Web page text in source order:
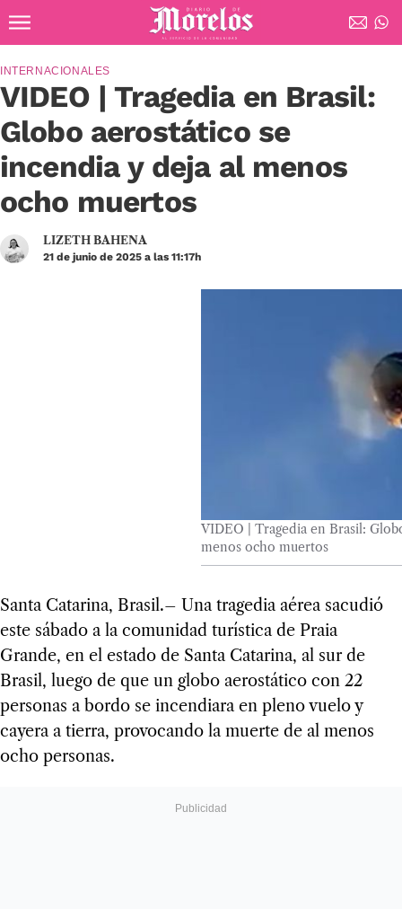
Diario de Morelos
VIDEO | Tragedia en Brasil:
Globo aerostático se
incendia y deja al menos
ocho muertos
INTERNACIONALES
LIZETH BAHENA
21 de junio de 2025 a las 11:17h
VIDEO | Tragedia en Brasil:
menos ocho muertos
Santa Catarina, Brasil.– Una tragedia aérea sacudió
este sábado a la comunidad turística de Praia
Grande, en el estado de Santa Catarina, al sur de
Brasil, luego de que un globo aerostático con 22
personas a bordo se incendiara en pleno vuelo y
cayera a tierra, provocando la muerte de al menos
ocho personas.